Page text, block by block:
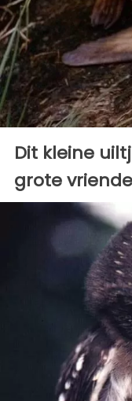
Dit kleine
grote